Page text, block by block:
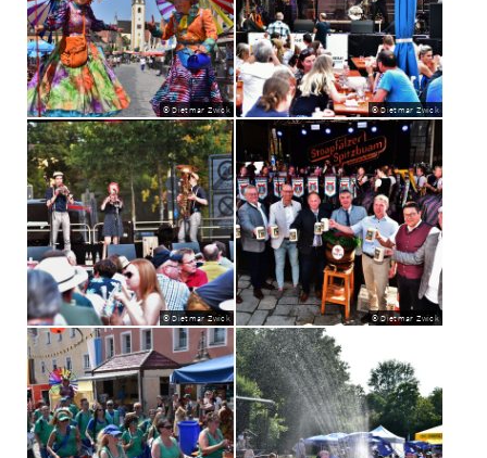
© Dietmar Zwick © Dietmar Zwick
© Dietmar Zwick © Dietmar Zwick